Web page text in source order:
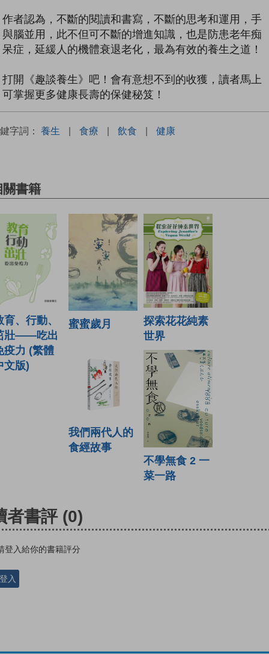
作者認為，不斷的閱讀和書寫，不斷的思考和運用，手
與腦並用，此不但可不斷的增進知識，也是防患老年痴
呆症，延緩人的機體衰退老化，最為有效的養生之道！
打開《趣談養生》吧！會有意想不到的收獲，讀者馬上
可掌握更多健康長壽的保健秘笈！
字詞： 養生 | 食療 | 飲食 | 健康
關書籍
育、行動、
壯——吃出
疫力 (繁體
文版)
蜜蜜歲月
探索花花純素
世界
我們兩代人的
食經故事
不學無食 2 一
菜一路
者書評 (0)
登入給你的書籍評分
入